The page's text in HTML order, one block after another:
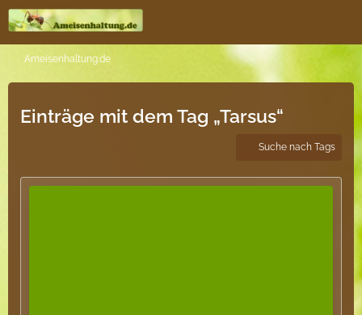
Ameisenhaltung.de
Einträge mit dem Tag „Tarsus“
Suche nach Tags